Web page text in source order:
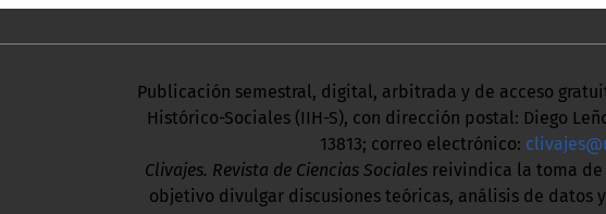
Publicación semestral, digital, arbitrada y de acceso
Histórico-Sociales (IIH-S), con dirección postal: Diego
13813; correo electrónico:
Clivajes. Revista de Ciencias Sociales reivindica la toma de
objetivo divulgar discusiones teóricas, análisis de